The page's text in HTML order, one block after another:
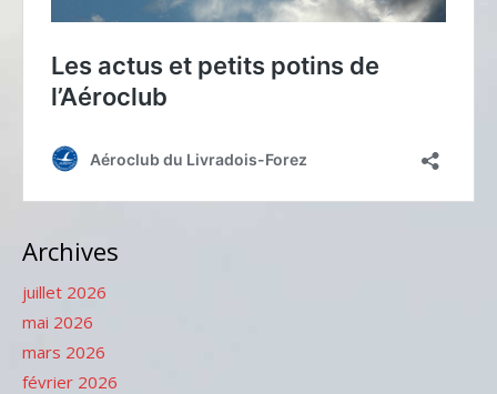
Archives
juillet 2026
mai 2026
mars 2026
février 2026